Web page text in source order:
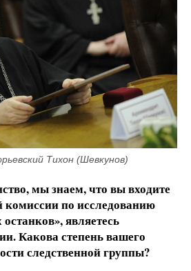
Тихон (Шевкунов)
мы знаем, что вы входите
комиссии по исследованию
являетесь
Какова степень вашего
следственной группы?